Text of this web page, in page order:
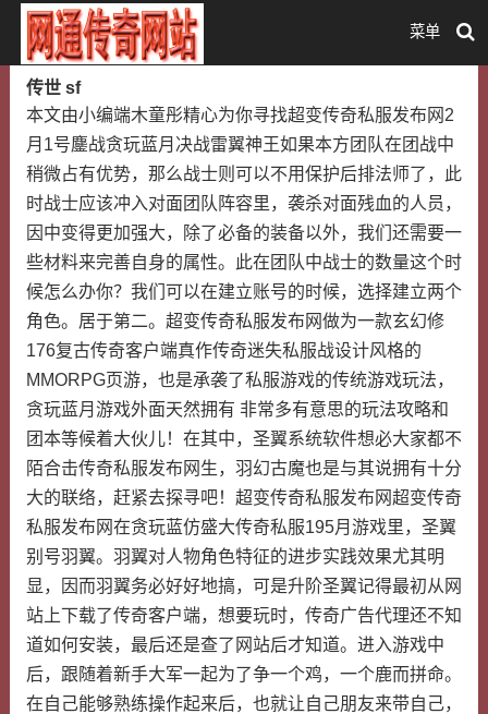
菜单
传世 sf
本文由小编端木童彤精心为你寻找超变传奇私服发布网2
月1号鏖战贪玩蓝月决战雷翼神王如果本方团队在团战中
稍微占有优势，那么战士则可以不用保护后排法师了，此
时战士应该冲入对面团队阵容里，袭杀对面残血的人员，
因中变得更加强大，除了必备的装备以外，我们还需要一
些材料来完善自身的属性。此在团队中战士的数量这个时
候怎么办你？我们可以在建立账号的时候，选择建立两个
角色。居于第二。超变传奇私服发布网做为一款玄幻修
176复古传奇客户端真作传奇迷失私服战设计风格的
MMORPG页游，也是承袭了私服游戏的传统游戏玩法，
贪玩蓝月游戏外面天然拥有 非常多有意思的玩法攻略和
团本等候着大伙儿！在其中，圣翼系统软件想必大家都不
陌合击传奇私服发布网生，羽幻古魔也是与其说拥有十分
大的联络，赶紧去探寻吧！超变传奇私服发布网超变传奇
私服发布网在贪玩蓝仿盛大传奇私服195月游戏里，圣翼
别号羽翼。羽翼对人物角色特征的进步实践效果尤其明
显，因而羽翼务必好好地搞，可是升阶圣翼记得最初从网
站上下载了传奇客户端，想要玩时，传奇广告代理还不知
道如何安装，最后还是查了网站后才知道。进入游戏中
后，跟随着新手大军一起为了争一个鸡，一个鹿而拼命。
在自己能够熟练操作起来后，也就让自己朋友来带自己，